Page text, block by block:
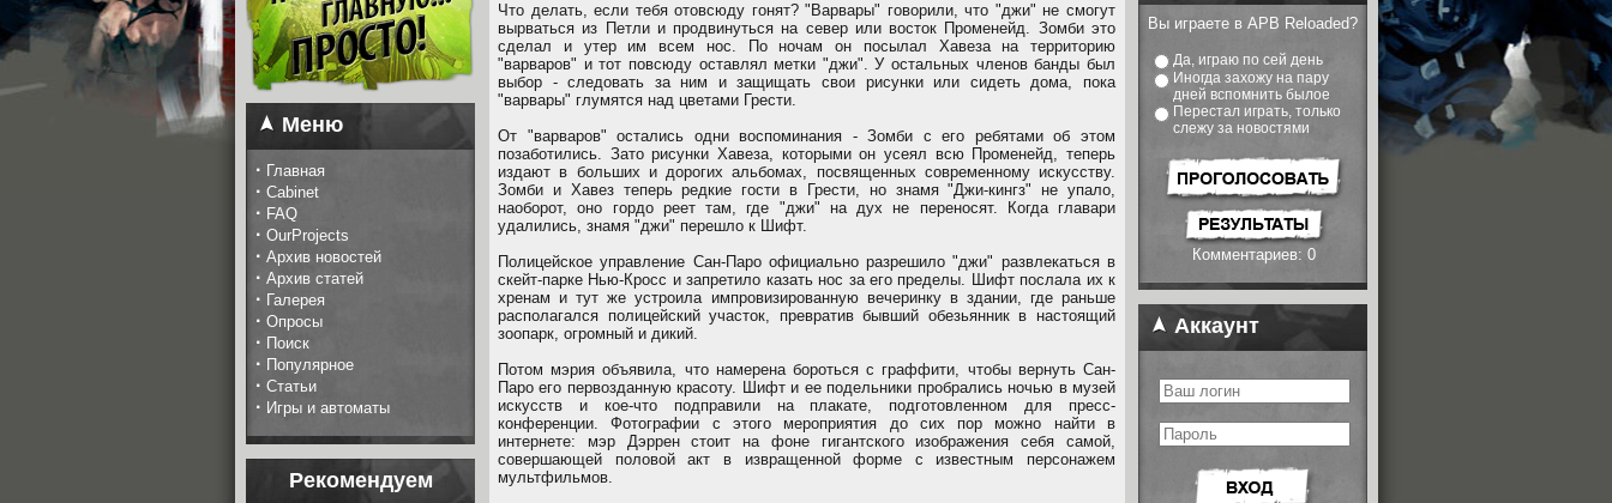
Меню
· Главная
· Cabinet
· FAQ
· OurProjects
· Архив новостей
· Архив статей
· Галерея
· Опросы
· Поиск
· Популярное
· Статьи
· Игры и автоматы
Рекомендуем
Что делать, если тебя отовсюду гонят? "Варвары" говорили, что "джи" не смогут
вырваться из Петли и продвинуться на север или восток Променейд. Зомби это
сделал и утер им всем нос. По ночам он посылал Хавеза на территорию
"варваров" и тот повсюду оставлял метки "джи". У остальных членов банды был
выбор - следовать за ним и защищать свои рисунки или сидеть дома, пока
"варвары" глумятся над цветами Грести.
От "варваров" остались одни воспоминания - Зомби с его ребятами об этом
позаботились. Зато рисунки Хавеза, которыми он усеял всю Променейд, теперь
издают в больших и дорогих альбомах, посвященных современному искусству.
Зомби и Хавез теперь редкие гости в Грести, но знамя "Джи-кингз" не упало,
наоборот, оно гордо реет там, где "джи" на дух не переносят. Когда главари
удалились, знамя "джи" перешло к Шифт.
Полицейское управление Сан-Паро официально разрешило "джи" развлекаться в
скейт-парке Нью-Кросс и запретило казать нос за его пределы. Шифт послала их к
хренам и тут же устроила импровизированную вечеринку в здании, где раньше
располагался полицейский участок, превратив бывший обезьянник в настоящий
зоопарк, огромный и дикий.
Потом мэрия объявила, что намерена бороться с граффити, чтобы вернуть Сан-
Паро его первозданную красоту. Шифт и ее подельники пробрались ночью в музей
искусств и кое-что подправили на плакате, подготовленном для пресс-
конференции. Фотографии с этого мероприятия до сих пор можно найти в
интернете: мэр Дэррен стоит на фоне гигантского изображения себя самой,
совершающей половой акт в извращенной форме с известным персонажем
мультфильмов.
Вы играете в APB Reloaded?
Да, играю по сей день
Иногда захожу на пару
дней вспомнить былое
Перестал играть, только
слежу за новостями
Комментариев: 0
Аккаунт